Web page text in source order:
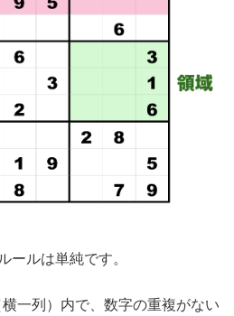
ールは単純です。
一列）内で、数字の重複がない